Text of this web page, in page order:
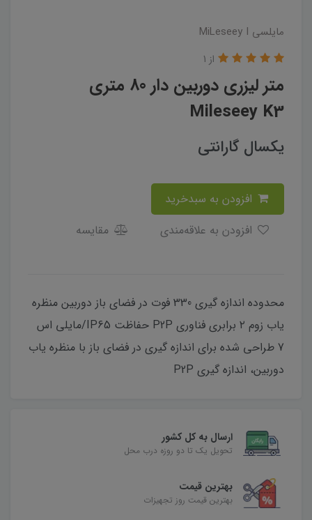
مایلسی MiLeseey I
متر لیزری دوربین دار 80 متری
Mileseey K3
از 1
یکسال گارانتی
مقایسه
محدوده اندازه گیری 330 فوت در فضای باز دوربین منظره
یاب زوم ۲ برابری فناوری P2P حفاظت IP65/مایلی اس
7 طراحی شده برای اندازه گیری در فضای باز با منظره یاب
دوربین، اندازه گیری P2P
ارسال به کل کشور
تحویل یک تا دو روزه درب محل
بهترین قیمت
بهترین قیمت روز تجهیزات